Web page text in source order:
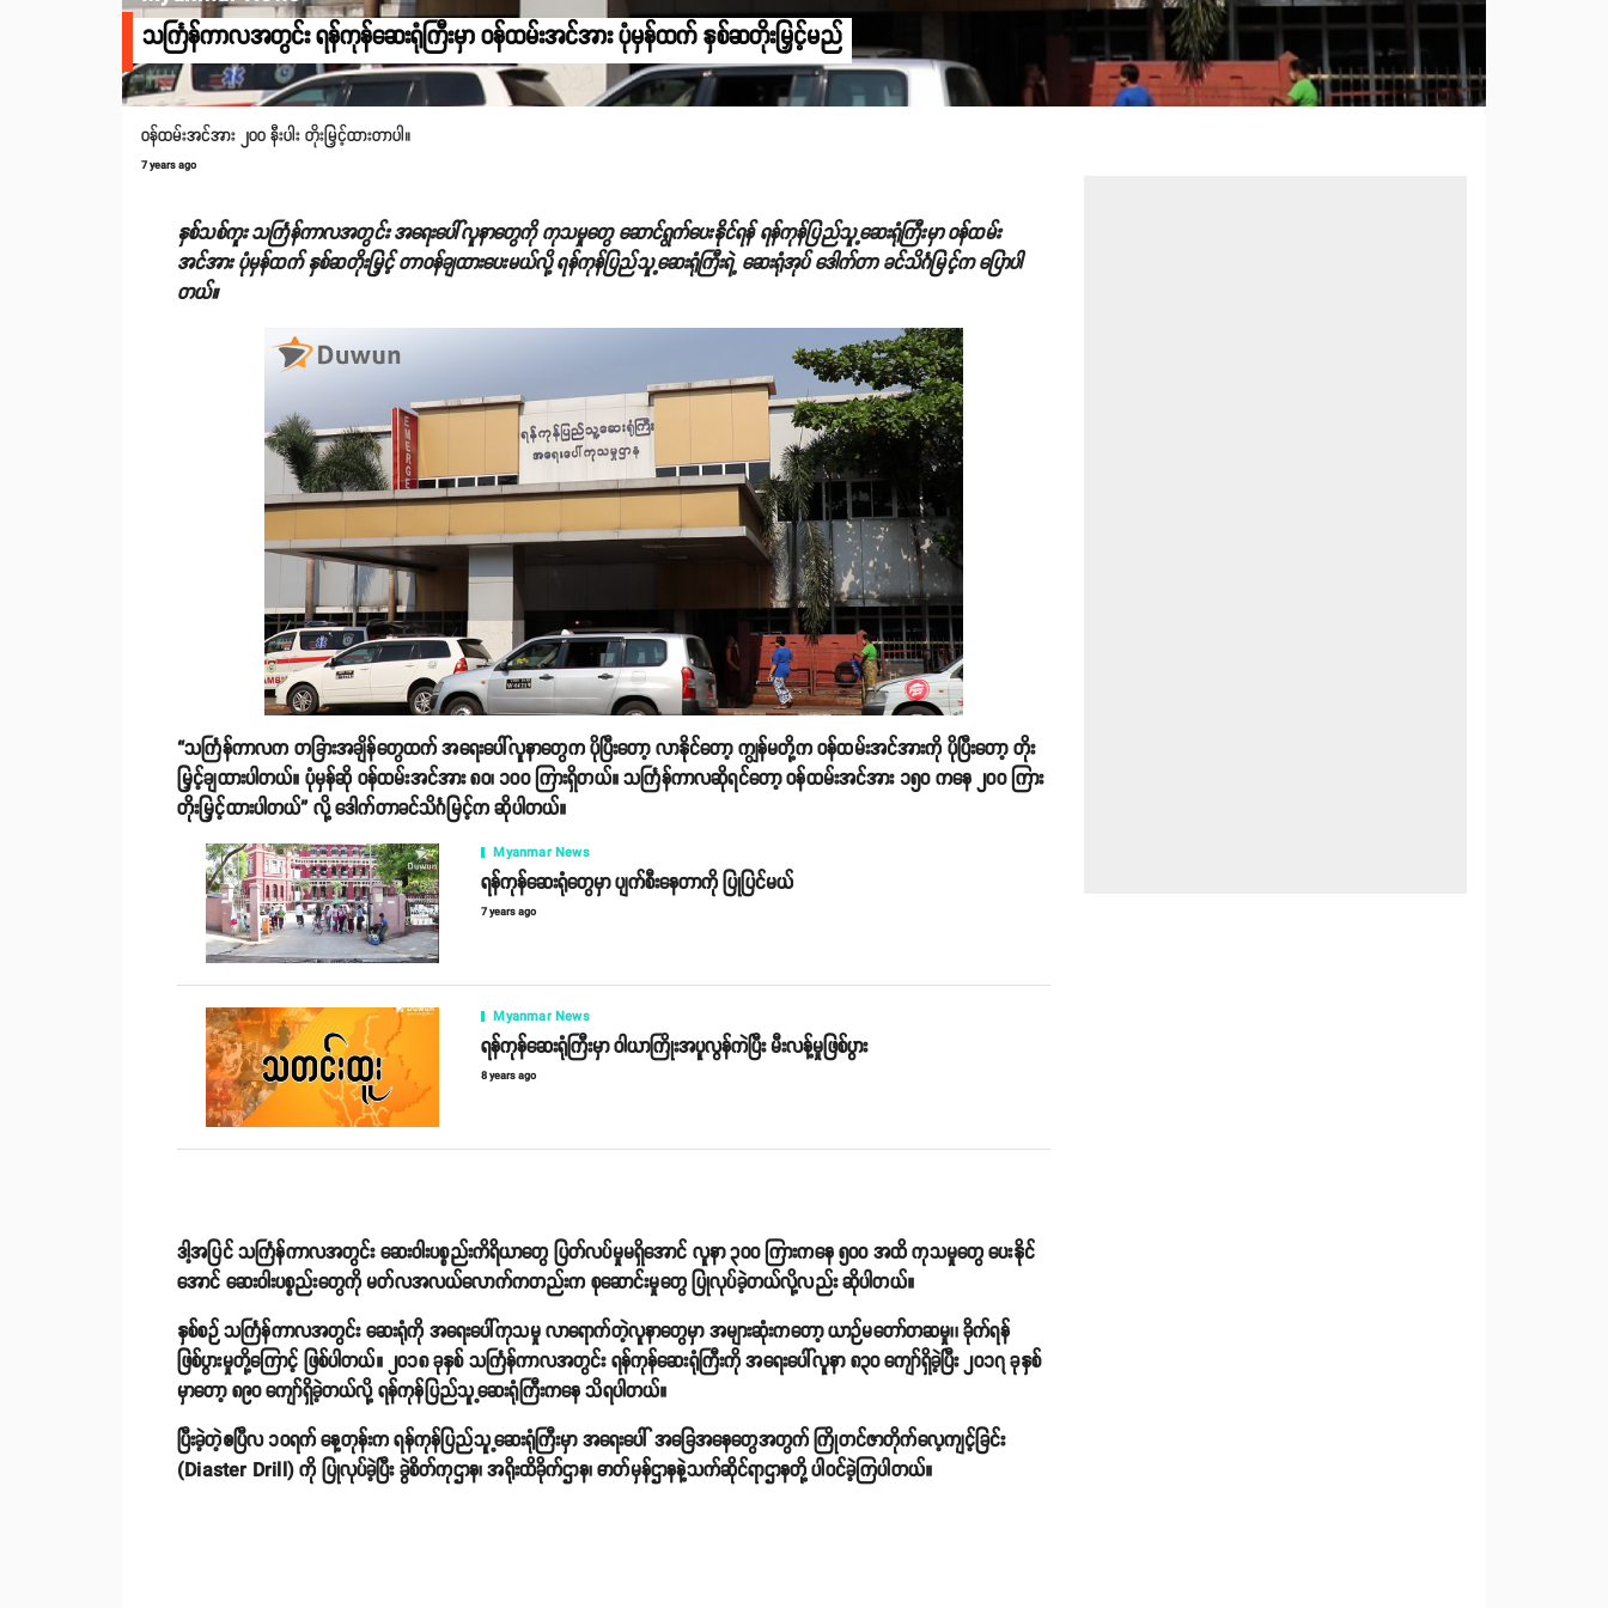
သင်္ကြန်ကာလအတွင်း ရန်ကုန်ဆေးရုံကြီးမှာ ဝန်ထမ်းအင်အား ပုံမှန်ထက် နှစ်ဆတိုးမြှင့်မည်
၀န်ထမ်းအင်အား ၂၀၀ နီးပါး တိုးမြှင့်ထားတာပါ။
7 years ago
နှစ်သစ်ကူး သင်္ကြန်ကာလအတွင်း အရေးပေါ်လူနာတွေကို ကုသမှုတွေ ဆောင်ရွက်ပေးနိုင်ရန် ရန်ကုန်ပြည်သူ့ဆေးရုံကြီးမှာ ဝန်ထမ်း
အင်အား ပုံမှန်ထက် နှစ်ဆတိုးမြှင့် တာဝန်ချထားပေးမယ်လို့ ရန်ကုန်ပြည်သူ့ဆေးရုံကြီးရဲ့ ဆေးရုံအုပ် ဒေါက်တာ ခင်သိင်္ဂမြင့်က ပြောပါ
တယ်။
“သင်္ကြန်ကာလက တခြားအချိန်တွေထက် အရေးပေါ်လူနာတွေက ပိုပြီးတော့ လာနိုင်တော့ ကျွန်မတို့က ဝန်ထမ်းအင်အားကို ပိုပြီးတော့ တိုး
မြှင့်ချထားပါတယ်။ ပုံမှန်ဆို ဝန်ထမ်းအင်အား ၈၀၊ ၁၀၀ ကြားရှိတယ်။ သင်္ကြန်ကာလဆိုရင်တော့ ဝန်ထမ်းအင်အား ၁၅၀ ကနေ ၂၀၀ ကြား
တိုးမြှင့်ထားပါတယ်” လို့ ဒေါက်တာခင်သိင်္ဂမြင့်က ဆိုပါတယ်။
Myanmar News
ရန်ကုန်ဆေးရုံတွေမှာ ပျက်စီးနေတာကို ပြုပြင်မယ်
7 years ago
Myanmar News
ရန်ကုန်ဆေးရုံကြီးမှာ ဝါယာကြိုးအပူလွန်ကဲပြီး မီးလန့်မှုဖြစ်ပွား
8 years ago
ဒါ့အပြင် သင်္ကြန်ကာလအတွင်း ဆေးဝါးပစ္စည်းကိရိယာတွေ ပြတ်လပ်မှုမရှိအောင် လူနာ ၃၀၀ ကြားကနေ ၅၀၀ အထိ ကုသမှုတွေ ပေးနိုင်
အောင် ဆေးဝါးပစ္စည်းတွေကို မတ်လအလယ်လောက်ကတည်းက စုဆောင်းမှုတွေ ပြုလုပ်ခဲ့တယ်လို့လည်း ဆိုပါတယ်။
နှစ်စဉ် သင်္ကြန်ကာလအတွင်း ဆေးရုံကို အရေးပေါ်ကုသမှု လာရောက်တဲ့လူနာတွေမှာ အများဆုံးကတော့ ယာဉ်မတော်တဆမှု၊၊ ခိုက်ရန်
ဖြစ်ပွားမှုတို့ကြောင့် ဖြစ်ပါတယ်။ ၂၀၁၈ ခုနှစ် သင်္ကြန်ကာလအတွင်း ရန်ကုန်ဆေးရုံကြီးကို အရေးပေါ်လူနာ ၈၃၀ ကျော်ရှိခဲ့ပြီး ၂၀၁၇ ခုနှစ်
မှာတော့ ၈၉၀ ကျော်ရှိခဲ့တယ်လို့ ရန်ကုန်ပြည်သူ့ဆေးရုံကြီးကနေ သိရပါတယ်။
ပြီးခဲ့တဲ့ဧပြီလ ၁၀ရက် နေ့တုန်းက ရန်ကုန်ပြည်သူ့ဆေးရုံကြီးမှာ အရေးပေါ် အခြေအနေတွေအတွက် ကြိုတင်ဇာတိုက်လေ့ကျင့်ခြင်း
(Diaster Drill) ကို ပြုလုပ်ခဲ့ပြီး ခွဲစိတ်ကုဌာန၊ အရိုးထိခိုက်ဌာန၊ ဓာတ်မှန်ဌာနနဲ့သက်ဆိုင်ရာဌာနတို့ ပါဝင်ခဲ့ကြပါတယ်။